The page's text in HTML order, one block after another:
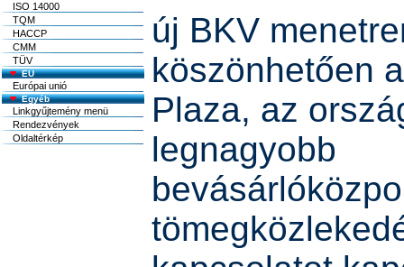
ISO 14000
TQM
HACCP
CMM
TÜV
EU
Európai unió
Egyéb
Linkgyűjtemény menü
Rendezvények
Oldaltérkép
új BKV
köszönhetően
Plaza, az
legnagyobb